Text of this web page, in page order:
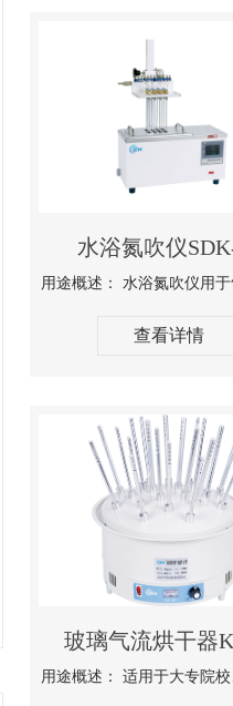
水浴氮吹仪
查看详情
玻璃气流烘干器